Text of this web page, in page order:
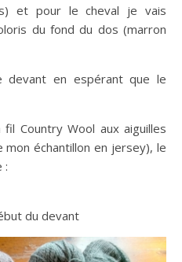
et pour le cheval je vais
du fond du dos (marron
devant en espérant que le
Country Wool aux aiguilles
échantillon en jersey), le
:
du devant